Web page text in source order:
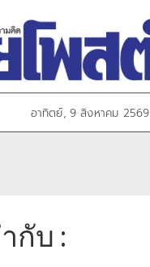
อาทิตย์, 9 สิงหาคม 2569
กับ :